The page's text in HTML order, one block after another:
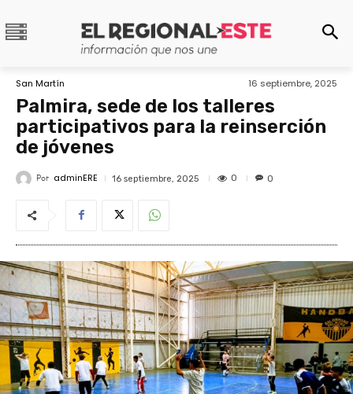
San Martín 16 septiembre, 2025
Palmira, sede de los talleres
participativos para la reinserción
de jóvenes
Por adminERE 16 septiembre, 2025 0 0